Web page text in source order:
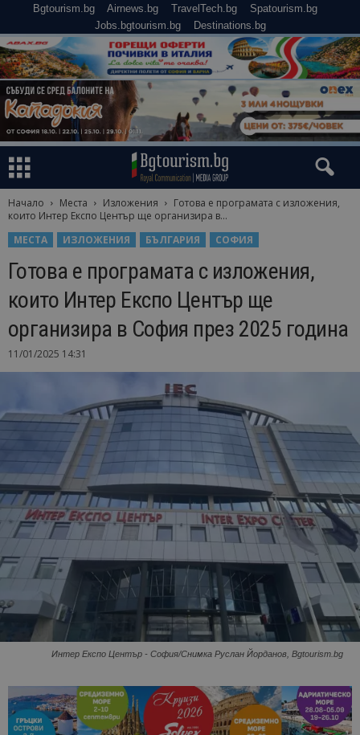
Bgtourism.bg Airnews.bg TravelTech.bg
Spatourism.bg
Jobs.bgtourism.bg
Destinations.bg
Начало Места Изложения
Готова е програмата с изложения,
които Интер Експо Център ще организира в...
МЕСТА
ИЗЛОЖЕНИЯ БЪЛГАРИЯ СОФИЯ
Готова е програмата с изложения,
които Интер Експо Център ще
организира в София през 2025 година
11/01/2025 14:31
Интер Експо Център - София/Снимка Руслан Йорданов, Bgtourism.bg